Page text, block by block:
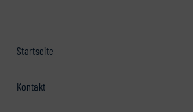
Startseite
Kontakt